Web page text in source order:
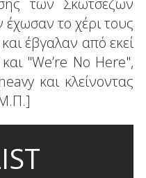
των Σκωτσέζων
έχωσαν το χέρι τους
έβγαλαν από εκεί
"We’re No Here",
και κλείνοντας